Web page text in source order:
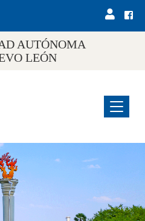
AUTÓNOMA
LEÓN
Menu